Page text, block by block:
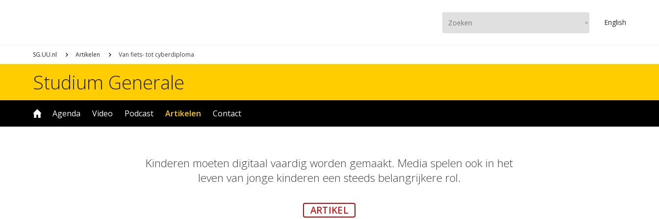
English
SG.UU.nl Artikelen Van fiets- tot cyberdiploma
Studium Generale
Agenda Video Podcast Artikelen Contact
Kinderen moeten digitaal vaardig worden gemaakt. Media spelen ook in het
leven van jonge kinderen een steeds belangrijkere rol.
ARTIKEL